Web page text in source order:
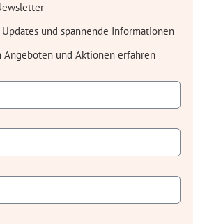
und spannende Informationen
Angeboten und Aktionen erfahren